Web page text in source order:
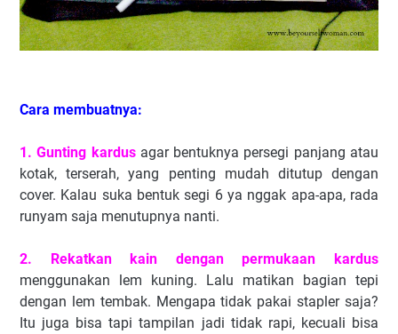
Cara membuatnya:
1. Gunting kardusagar bentuknya persegi panjang atau
kotak, terserah, yang penting mudah ditutup dengan
cover. Kalau suka bentuk segi 6 ya nggak apa-apa, rada
runyam saja menutupnya nanti.
2. Rekatkan kain
dengan permukaan kardus
menggunakan lem kuning. Lalu matikan bagian tepi
dengan lem tembak. Mengapa tidak pakai stapler saja?
Itu juga bisa tapi tampilan jadi tidak rapi, kecuali bisa